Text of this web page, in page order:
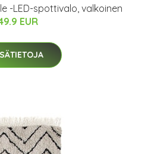
-LED-spottivalo, valkoinen
EUR